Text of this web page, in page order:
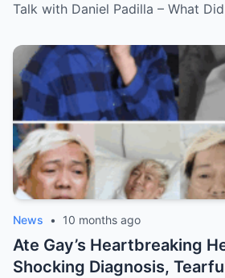
Talk with Daniel Padilla – What
News • 10 months ago
Ate Gay’s Heartbreaking
Shocking Diagnosis,